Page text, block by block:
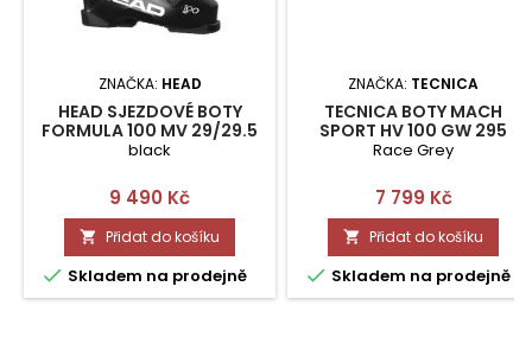
ZNAČKA: HEAD
HEAD SJEZDOVÉ BOTY
FORMULA 100 MV 29/29.5
black
Cena
9 490 Kč
 Přidat do košíku
 Skladem na prodejně
ZNAČKA: TECNICA
TECNICA BOTY MACH
SPORT HV 100 GW 295
Race Grey
Cena
7 799 Kč
 Přidat do košíku
 Skladem na prodejně